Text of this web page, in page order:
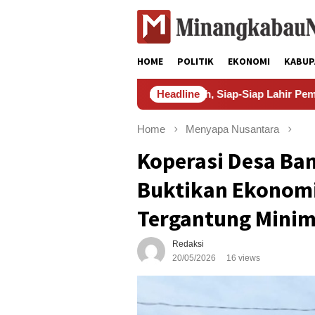
HOME POLITIK EKONOMI
Headline
Aisyiyah, Siap-Siap Lahir Pemimpin Baru yang
Home Menyapa Nusantara
Koperasi Desa
Buktikan
Tergantung
Redaksi
20/05/2026
16 views